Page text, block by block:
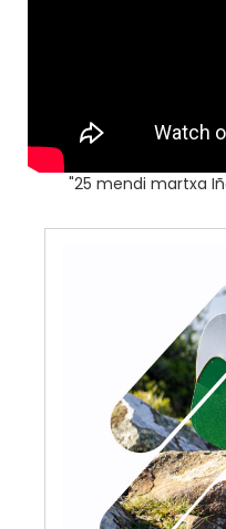
"25 mendi martxa